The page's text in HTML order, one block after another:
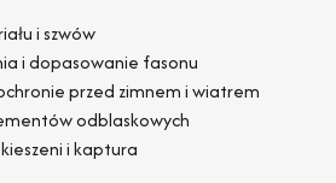
i szwów
i dopasowanie fasonu
przed zimnem i wiatrem
odblaskowych
i kaptura